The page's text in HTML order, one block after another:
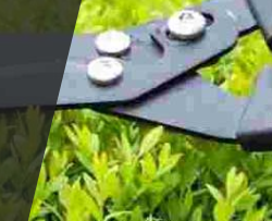
Pour rappel, la taille d’entretien
formation. Plus précisément, trois
haie. En effet, c’est le temps
s’étoffe. La taille d’entretien a
contrôler la croissance du feuillage
d’entretien est donc à effectuer à
taille d’entretien réussi, confiez la
50140 à l’entreprise de taille de